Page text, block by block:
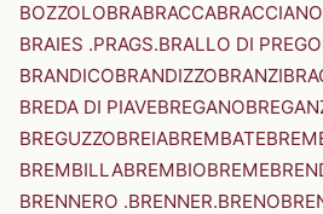
BOZZOLOBRABRACCABRACCIANO
BRAIES .PRAGS.BRALLO DI
BRANDICOBRANDIZZOBRANZI
BREDA DI PIAVEBREGANO
BREGUZZOBREIABREMBATE
BREMBILLABREMBIOBREME
BRENNERO .BRENNER.BRENO